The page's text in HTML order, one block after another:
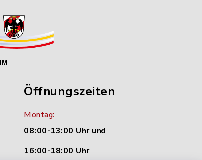
Öffnungszeiten
Montag:
08:00-13:00 Uhr und
16:00-18:00 Uhr